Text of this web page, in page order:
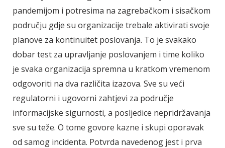
pandemijom i potresima na zagrebačkom i sisačkom
području gdje su organizacije trebale aktivirati svoje
planove za kontinuitet poslovanja. To je svakako
dobar test za upravljanje poslovanjem i time koliko
je svaka organizacija spremna u kratkom vremenom
odgovoriti na dva različita izazova. Sve su veći
regulatorni i ugovorni zahtjevi za područje
informacijske sigurnosti, a posljedice nepridržavanja
sve su teže. O tome govore kazne i skupi oporavak
od samog incidenta. Potvrda navedenog jest i prva